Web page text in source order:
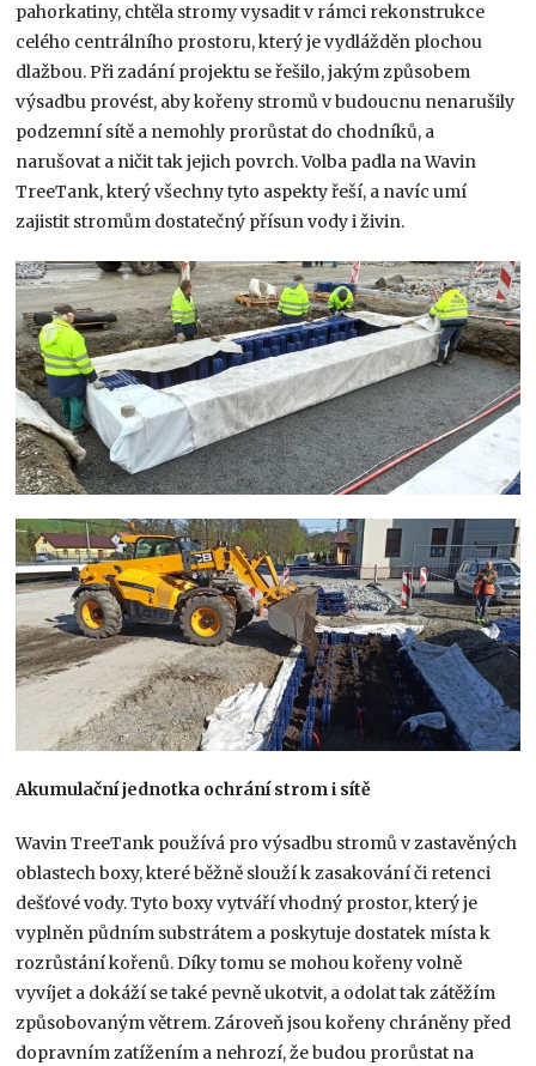
pahorkatiny, chtěla stromy vysadit v rámci rekonstrukce
celého centrálního prostoru, který je vydlážděn plochou
dlažbou. Při zadání projektu se řešilo, jakým způsobem
výsadbu provést, aby kořeny stromů v budoucnu nenarušily
podzemní sítě a nemohly prorůstat do chodníků, a
narušovat a ničit tak jejich povrch. Volba padla na Wavin
TreeTank, který všechny tyto aspekty řeší, a navíc umí
zajistit stromům dostatečný přísun vody i živin.
Akumulační jednotka ochrání strom i sítě
Wavin TreeTank používá pro výsadbu stromů v zastavěných
oblastech boxy, které běžně slouží k zasakování či retenci
dešťové vody. Tyto boxy vytváří vhodný prostor, který je
vyplněn půdním substrátem a poskytuje dostatek místa k
rozrůstání kořenů. Díky tomu se mohou kořeny volně
vyvíjet a dokáží se také pevně ukotvit, a odolat tak zátěžím
způsobovaným větrem. Zároveň jsou kořeny chráněny před
dopravním zatížením a nehrozí, že budou prorůstat na